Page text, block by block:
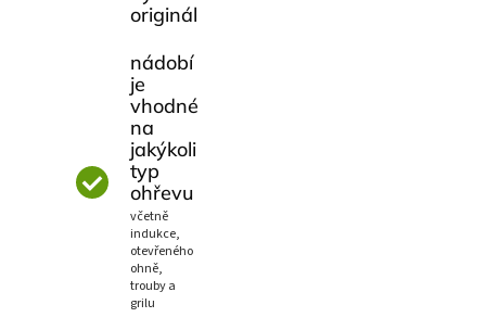
originál
nádobí
je
vhodné
na
jakýkoli
typ
ohřevu
včetně
indukce,
otevřeného
ohně,
trouby a
grilu